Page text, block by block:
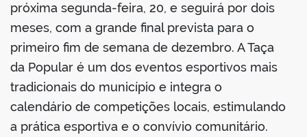
próxima segunda-feira, 20, e seguirá por dois
meses, com a grande final prevista para o
primeiro fim de semana de dezembro. A Taça
da Popular é um dos eventos esportivos mais
tradicionais do município e integra o
calendário de competições locais, estimulando
a prática esportiva e o convívio comunitário.